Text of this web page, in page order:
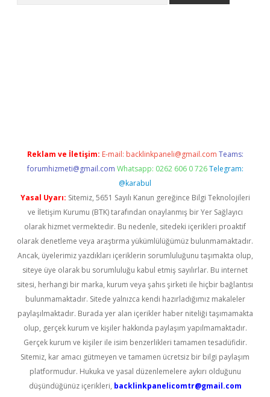
Reklam ve İletişim: E-mail: backlinkpaneli@gmail.com Teams:
forumhizmeti@gmail.com Whatsapp: 0262 606 0 726 Telegram:
@karabul
Yasal Uyarı: Sitemiz, 5651 Sayılı Kanun gereğince Bilgi Teknolojileri
ve İletişim Kurumu (BTK) tarafından onaylanmış bir Yer Sağlayıcı
olarak hizmet vermektedir. Bu nedenle, sitedeki içerikleri proaktif
olarak denetleme veya araştırma yükümlülüğümüz bulunmamaktadır.
Ancak, üyelerimiz yazdıkları içeriklerin sorumluluğunu taşımakta olup,
siteye üye olarak bu sorumluluğu kabul etmiş sayılırlar. Bu internet
sitesi, herhangi bir marka, kurum veya şahıs şirketi ile hiçbir bağlantısı
bulunmamaktadır. Sitede yalnızca kendi hazırladığımız makaleler
paylaşılmaktadır. Burada yer alan içerikler haber niteliği taşımamakta
olup, gerçek kurum ve kişiler hakkında paylaşım yapılmamaktadır.
Gerçek kurum ve kişiler ile isim benzerlikleri tamamen tesadüfidir.
Sitemiz, kar amacı gütmeyen ve tamamen ücretsiz bir bilgi paylaşım
platformudur. Hukuka ve yasal düzenlemelere aykırı olduğunu
düşündüğünüz içerikleri, backlinkpanelicomtr@gmail.com